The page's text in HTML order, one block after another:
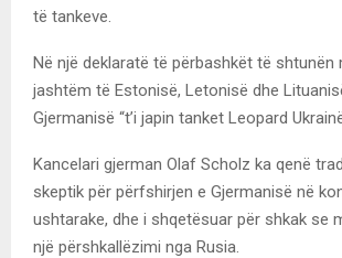
të tankeve.
Në një deklaratë të përbashkët të shtunën
jashtëm të Estonisë, Letonisë dhe
Gjermanisë “t’i japin tanket Leopard
Kancelari gjerman Olaf Scholz ka qenë
skeptik për përfshirjen e Gjermanisë në
ushtarake, dhe i shqetësuar për shkak se
një përshkallëzimi nga Rusia.